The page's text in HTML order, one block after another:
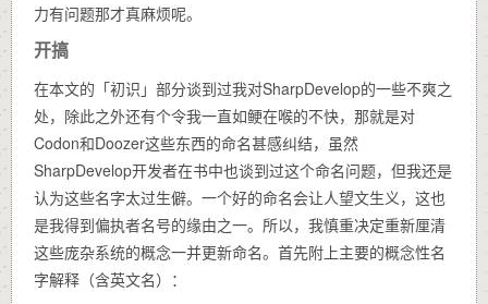
力有问题那才真麻烦呢。
开搞
在本文的「初识」部分谈到过我对SharpDevelop的一些不爽之
处，除此之外还有个令我一直如鲠在喉的不快，那就是对
Codon和Doozer这些东西的命名甚感纠结，虽然
SharpDevelop开发者在书中也谈到过这个命名问题，但我还是
认为这些名字太过生僻。一个好的命名会让人望文生义，这也
是我得到偏执者名号的缘由之一。所以，我慎重决定重新厘清
这些庞杂系统的概念一并更新命名。首先附上主要的概念性名
字解释（含英文名）：